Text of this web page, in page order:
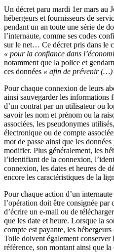
Un décret paru mardi 1er mars au
hébergeurs et fournisseurs de
pendant un an toute une série de
l’internaute, comme ses codes
sur le net… Ce décret pris dans le
« pour la confiance dans
notamment que la police et
ces données « afin de prévenir (…)
Pour chaque connexion de leurs
ainsi sauvegarder les informations
d’un contrat par un utilisateur ou
savoir les nom et prénom ou la
associées, les pseudonymes
électronique ou de compte
mot de passe ainsi que les
modifier. Plus généralement, les
l’identifiant de la connexion,
connexion, les dates et heures de
encore les caractéristiques de la
Pour chaque action d’un
l’opération doit être consignée par
d’écrire un e-mail ou de
que les date et heure. Lorsque la
compte est payante, les
Toile doivent également conserver
référence, son montant ainsi que la